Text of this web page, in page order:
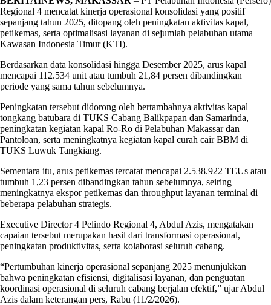
Regional 4 mencatat kinerja operasional konsolidasi yang positif
sepanjang tahun 2025, ditopang oleh peningkatan aktivitas kapal,
petikemas, serta optimalisasi layanan di sejumlah pelabuhan utama
Kawasan Indonesia Timur (KTI).
Berdasarkan data konsolidasi hingga Desember 2025, arus kapal
mencapai 112.534 unit atau tumbuh 21,84 persen dibandingkan
periode yang sama tahun sebelumnya.
Peningkatan tersebut didorong oleh bertambahnya aktivitas kapal
tongkang batubara di TUKS Cabang Balikpapan dan Samarinda,
peningkatan kegiatan kapal Ro-Ro di Pelabuhan Makassar dan
Pantoloan, serta meningkatnya kegiatan kapal curah cair BBM di
TUKS Luwuk Tangkiang.
Sementara itu, arus petikemas tercatat mencapai 2.538.922 TEUs atau
tumbuh 1,23 persen dibandingkan tahun sebelumnya, seiring
meningkatnya ekspor petikemas dan throughput layanan terminal di
beberapa pelabuhan strategis.
Executive Director 4 Pelindo Regional 4, Abdul Azis, mengatakan
capaian tersebut merupakan hasil dari transformasi operasional,
peningkatan produktivitas, serta kolaborasi seluruh cabang.
“Pertumbuhan kinerja operasional sepanjang 2025 menunjukkan
bahwa peningkatan efisiensi, digitalisasi layanan, dan penguatan
koordinasi operasional di seluruh cabang berjalan efektif,” ujar Abdul
Azis dalam keterangan pers, Rabu (11/2/2026).